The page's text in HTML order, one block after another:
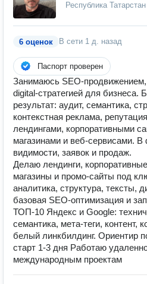
Республика Татарстан
6 оценок В сети 1 д. назад
Паспорт проверен
Занимаюсь SEO-продвижением,
digital-стратегией для бизнеса.
результат: аудит, семантика,
контекстная реклама,
лендингами, корпоративными
магазинами и веб-сервисами. В
видимости, заявок и продаж.
Делаю лендинги,
магазины и промо-сайты под
аналитика, структура, тексты,
базовая SEO-оптимизация и
ТОП-10 Яндекс и Google:
семантика, мета-теги, контент,
белый линкбилдинг. Ориентир
старт 1-3 дня Работаю
международным проектам